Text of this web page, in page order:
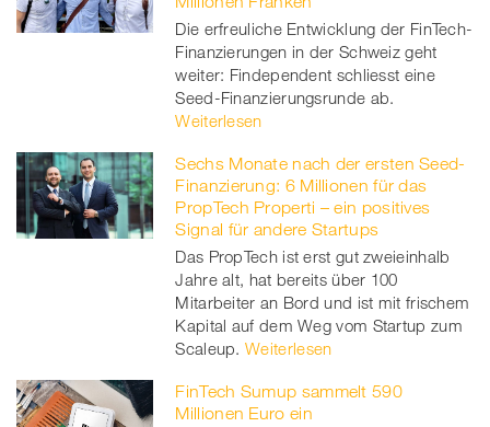
Die erfreuliche Entwicklung der FinTech-
Finanzierungen in der Schweiz geht
weiter: Findependent schliesst eine
Seed-Finanzierungsrunde ab.
Weiterlesen
Sechs Monate nach der ersten Seed-
Finanzierung: 6 Millionen für das
PropTech Properti – ein positives
Signal für andere Startups
Das PropTech ist erst gut zweieinhalb
Jahre alt, hat bereits über 100
Mitarbeiter an Bord und ist mit frischem
Kapital auf dem Weg vom Startup zum
Scaleup. Weiterlesen
FinTech Sumup sammelt 590
Millionen Euro ein